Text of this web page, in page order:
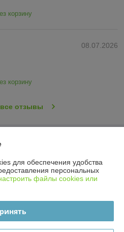
корзину
08.07.2026
корзину
отзывы
для обеспечения удобства
персональных
файлы cookies или